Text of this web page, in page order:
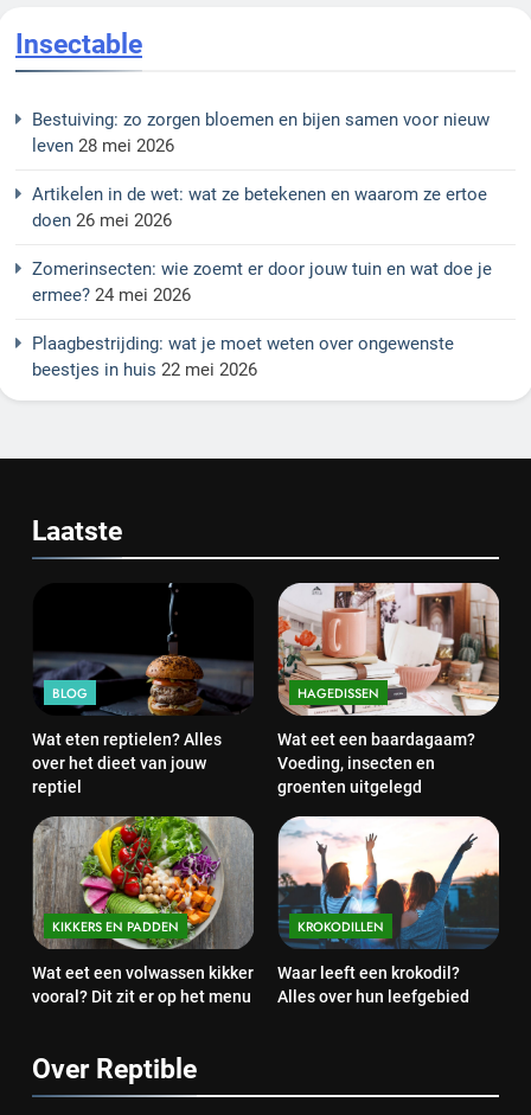
Insectable
Bestuiving: zo zorgen bloemen en bijen samen voor nieuw
leven 28 mei 2026
Artikelen in de wet: wat ze betekenen en waarom ze ertoe
doen 26 mei 2026
Zomerinsecten: wie zoemt er door jouw tuin en wat doe je
ermee? 24 mei 2026
Plaagbestrijding: wat je moet weten over ongewenste
beestjes in huis 22 mei 2026
Laatste
BLOG
Wat eten reptielen? Alles
over het dieet van jouw
reptiel
HAGEDISSEN
Wat eet een baardagaam?
Voeding, insecten en
groenten uitgelegd
KIKKERS EN PADDEN
Wat eet een volwassen kikker
vooral? Dit zit er op het menu
KROKODILLEN
Waar leeft een krokodil?
Alles over hun leefgebied
Over Reptible